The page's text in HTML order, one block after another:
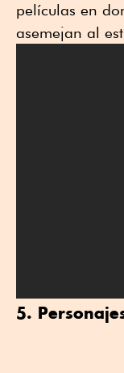
películas en
asemejan al
5.